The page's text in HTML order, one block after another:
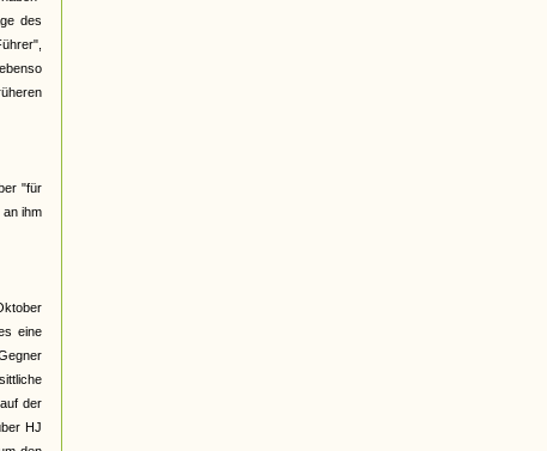
des
"für
ihm
eine
der
HJ